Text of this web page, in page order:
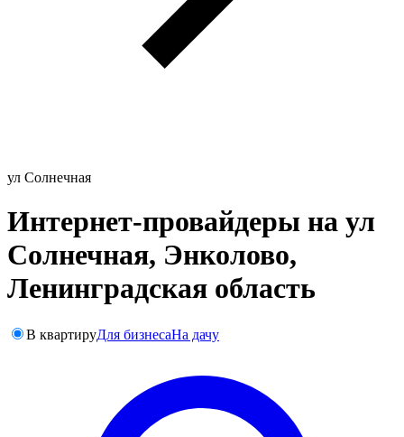
ул Солнечная
Интернет-провайдеры на ул
Солнечная, Энколово,
Ленинградская область
В квартируДля бизнесаНа дачу